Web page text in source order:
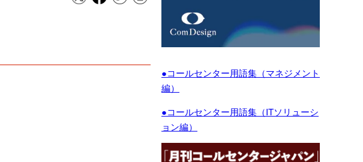
●コールセンター用語集（マネジメント
編）
●コールセンター用語集（ITソリューシ
ョン編）